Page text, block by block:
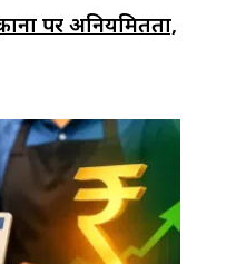
पर अनियमितता,